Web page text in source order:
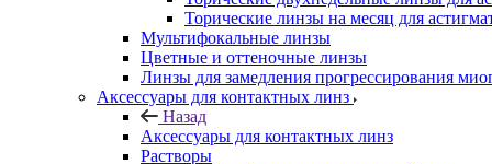
Торические линзы на месяц для
Мультифокальные линзы
Цветные и оттеночные линзы
Линзы для замедления прогрессирования
Аксессуары для контактных линз
Назад
Аксессуары для контактных линз
Растворы